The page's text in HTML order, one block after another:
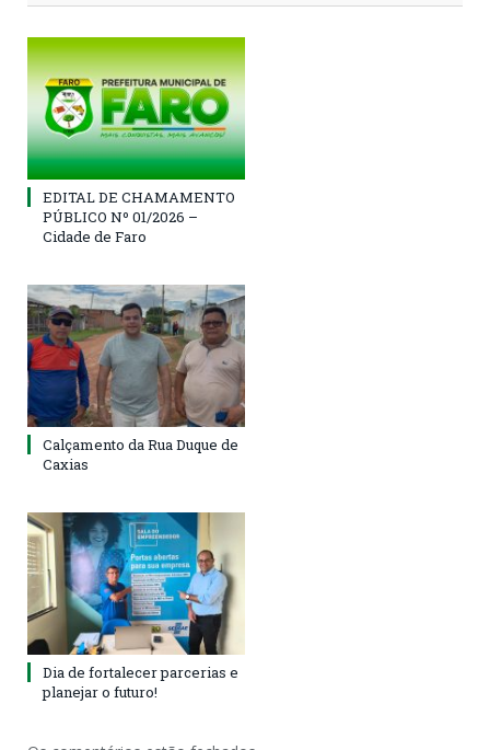
EDITAL DE CHAMAMENTO
PÚBLICO Nº 01/2026 –
Cidade de Faro
Calçamento da Rua Duque de
Caxias
Dia de fortalecer parcerias e
planejar o futuro!